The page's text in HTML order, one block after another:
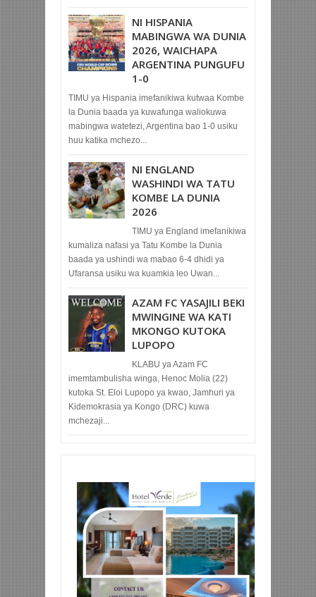
NI HISPANIA
MABINGWA WA DUNIA
2026, WAICHAPA
ARGENTINA PUNGUFU
1-0
TIMU ya Hispania imefanikiwa kutwaa Kombe
la Dunia baada ya kuwafunga waliokuwa
mabingwa watetezi, Argentina bao 1-0 usiku
huu katika mchezo...
NI ENGLAND
WASHINDI WA TATU
KOMBE LA DUNIA
2026
TIMU ya England imefanikiwa
kumaliza nafasi ya Tatu Kombe la Dunia
baada ya ushindi wa mabao 6-4 dhidi ya
Ufaransa usiku wa kuamkia leo Uwan...
AZAM FC YASAJILI BEKI
MWINGINE WA KATI
MKONGO KUTOKA
LUPOPO
KLABU ya Azam FC
imemtambulisha winga, Henoc Molia (22)
kutoka St. Eloi Lupopo ya kwao, Jamhuri ya
Kidemokrasia ya Kongo (DRC) kuwa
mchezaji...